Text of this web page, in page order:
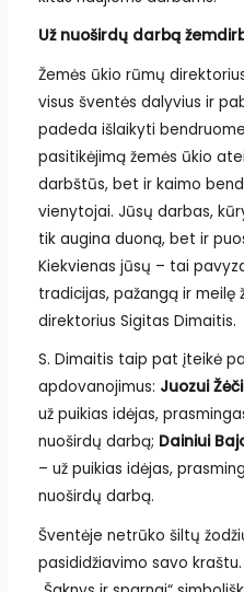
Už nuoširdų darbą
Žemės ūkio rūmų
visus šventės dalyvius ir
padeda išlaikyti
pasitikėjimą žemės ūkio
darbštūs, bet ir kaimo
vienytojai. Jūsų darbas,
tik augina duoną, bet ir
Kiekvienas jūsų – tai
tradicijas, pažangą ir meilę
direktorius Sigitas Dimaitis.
S. Dimaitis taip pat įteikė
apdovanojimus: Juozui
už puikias idėjas,
nuoširdų darbą; Dainiui
– už puikias idėjas,
nuoširdų darbą.
Šventėje netrūko šiltų
pasididžiavimo savo